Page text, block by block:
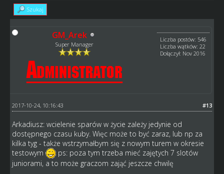
Szukaj
GM_Arek
Super Manager
Liczba postów: 546
Liczba wątków: 22
Dołączył: Nov 2016
#13
2017-10-24, 10:16:43
Arkadiusz: wcielenie sparów w życie zależy jedynie od
dostępnego czasu kuby. Więc może to być zaraz, lub np za
kilka tyg - także wstrzymałbym się z nowym turem w okresie
testowym
ps: poza tym trzeba mieć zajętych 7 slotów
juniorami, a to może graczom zająć jeszcze chwilę